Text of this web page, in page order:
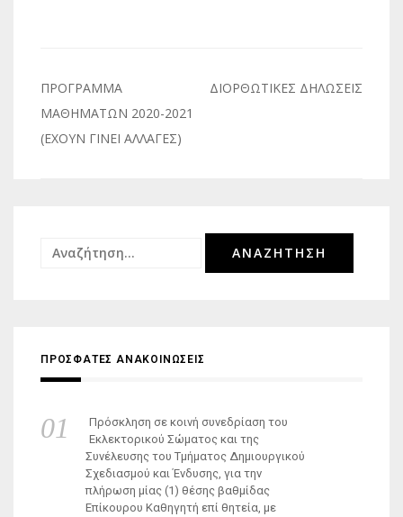
Πλοήγηση
άρθρων
ΠΡΟΓΡΑΜΜΑ
ΜΑΘΗΜΑΤΩΝ 2020-2021
(ΕΧΟΥΝ ΓΙΝΕΙ ΑΛΛΑΓΕΣ)
ΔΙΟΡΘΩΤΙΚΕΣ ΔΗΛΩΣΕΙΣ
Αναζήτηση
ΠΡΟΣΦΑΤΕΣ ΑΝΑΚΟΙΝΩΣΕΙΣ
Πρόσκληση σε κοινή συνεδρίαση του
Εκλεκτορικού Σώματος και της
Συνέλευσης του Τμήματος Δημιουργικού
Σχεδιασμού και Ένδυσης, για την
πλήρωση μίας (1) θέσης βαθμίδας
Επίκουρου Καθηγητή επί θητεία, με